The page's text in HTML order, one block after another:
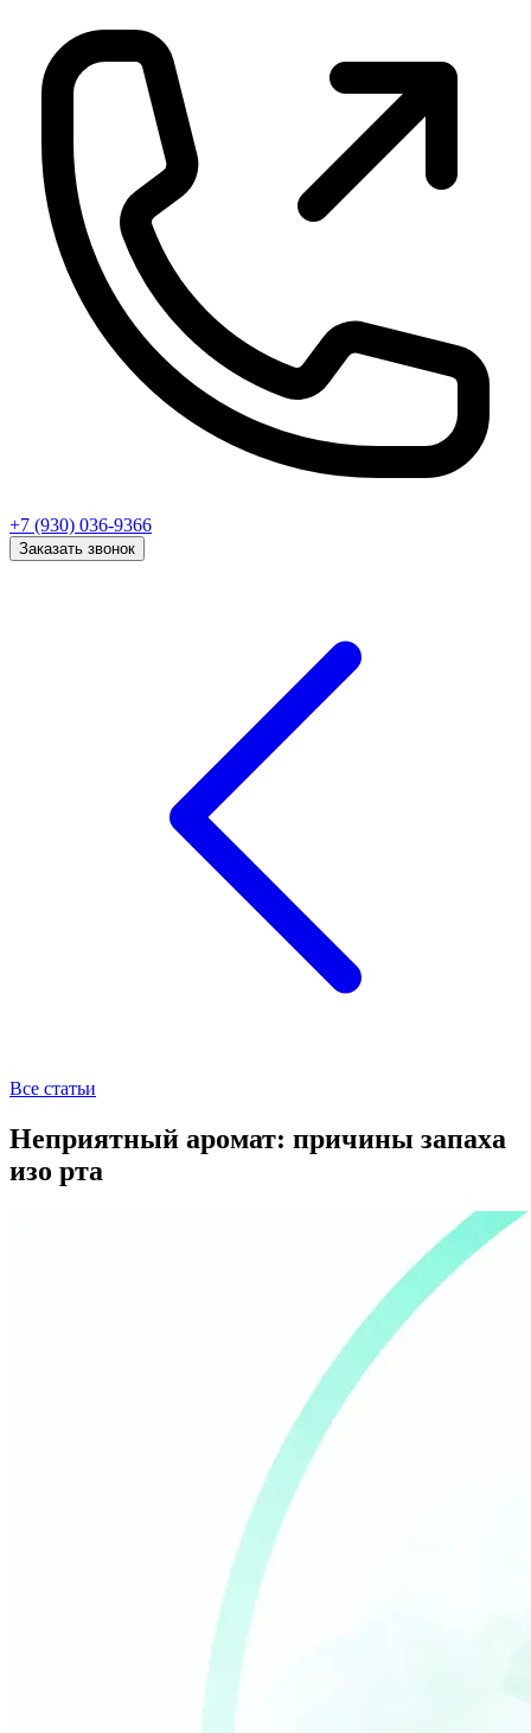
+7 (930) 036-9366
Заказать звонок
Все статьи
Неприятный аромат: причины запаха
изо рта